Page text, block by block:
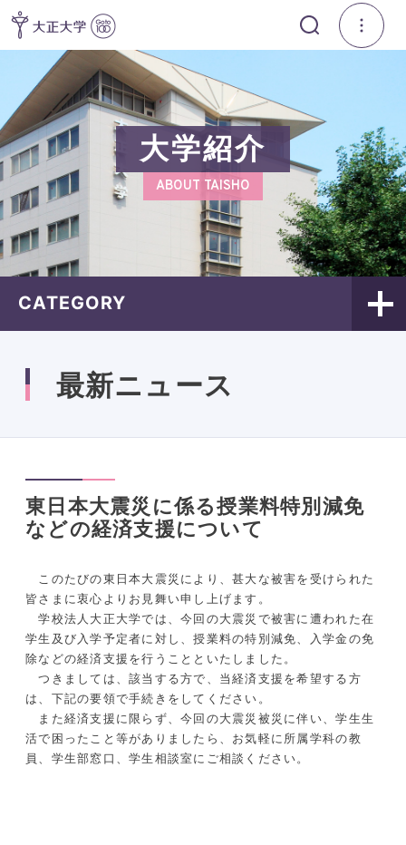
大学紹介
ABOUT TAISHO
CATEGORY
最新ニュース
東日本大震災に係る授業料特別減免
などの経済支援について
このたびの東日本大震災により、甚大な被害を受けられた
皆さまに衷心よりお見舞い申し上げます。
学校法人大正大学では、今回の大震災で被害に遭われた在
学生及び入学予定者に対し、授業料の特別減免、入学金の免
除などの経済支援を行うことといたしました。
つきましては、該当する方で、当経済支援を希望する方
は、下記の要領で手続きをしてください。
また経済支援に限らず、今回の大震災被災に伴い、学生生
活で困ったこと等がありましたら、お気軽に所属学科の教
員、学生部窓口、学生相談室にご相談ください。